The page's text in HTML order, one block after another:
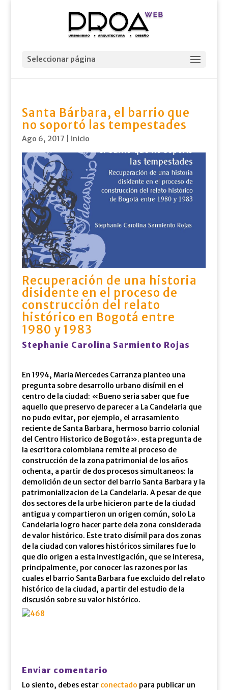
Seleccionar página
Santa Bárbara, el barrio que
no soportó las tempestades
Ago 6, 2017 inicio
Recuperación de una historia
disidente en el proceso de
construcción del relato
histórico en Bogotá entre
1980 y 1983
Stephanie Carolina Sarmiento Rojas
En 1994, Maria Mercedes Carranza planteo una
pregunta sobre desarrollo urbano disímil en el
centro de la ciudad: «Bueno seria saber que fue
aquello que preservo de parecer a La Candelaria que
no pudo evitar, por ejemplo, el arrasamiento
reciente de Santa Barbara, hermoso barrio colonial
del Centro Historico de Bogotá». esta pregunta de
la escritora colombiana remite al proceso de
construcción de la zona patrimonial de los años
ochenta, a partir de dos procesos simultaneos: la
demolición de un sector del barrio Santa Barbara y la
patrimonializacion de La Candelaria. A pesar de que
dos sectores de la urbe hicieron parte de la ciudad
antigua y compartieron un origen común, solo La
Candelaria logro hacer parte dela zona considerada
de valor histórico. Este trato disímil para dos zonas
de la ciudad con valores históricos similares fue lo
que dio origen a esta investigación, que se interesa,
principalmente, por conocer las razones por las
cuales el barrio Santa Barbara fue excluido del relato
histórico de la ciudad, a partir del estudio de la
discusión sobre su valor histórico.
Enviar comentario
Lo siento, debes estar conectado para publicar un